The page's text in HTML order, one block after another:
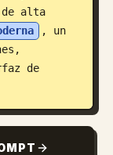
de alta
, un
de